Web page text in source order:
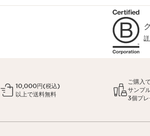
10,000円(税込)
以上で送料無料
ご購入
サンプ
3個プレ